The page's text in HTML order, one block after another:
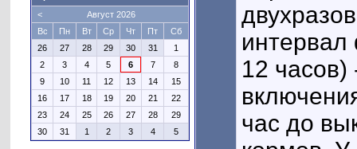
12
час до
<
Август 2026
Вс
Пн Вт Ср Чт Пт
Сб
26
27 28 29 30 31
1
2
3 4 5 6 7
8
9
10 11 12 13 14
15
16
17 18 19 20 21
22
23
24 25 26 27 28
29
30
31 1 2 3 4 5